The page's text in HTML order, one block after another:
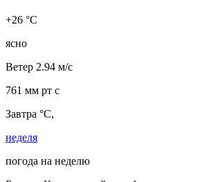
+26 °C
ясно
Ветер 2.94 м/с
761 мм рт с
Завтра °C,
неделя
погода на неделю